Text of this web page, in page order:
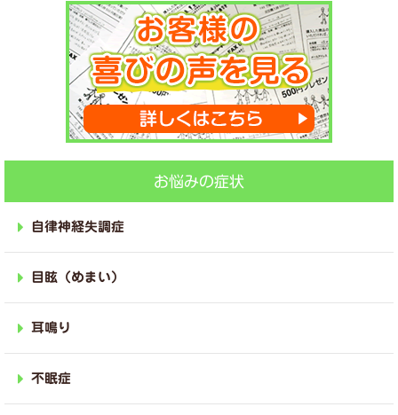
お悩みの症状
自律神経失調症
目眩（めまい）
耳鳴り
不眠症